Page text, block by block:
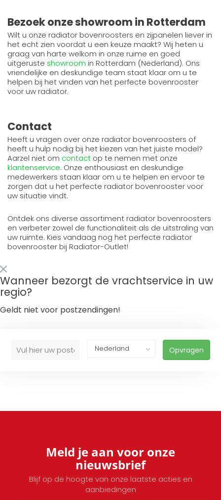
Bezoek onze showroom in Rotterdam
Wilt u onze radiator bovenroosters en zijpanelen liever in
het echt zien voordat u een keuze maakt? Wij heten u
graag van harte welkom in onze ruime en goed
uitgeruste showroom in Rotterdam (Nederland). Ons
vriendelijke en deskundige team staat klaar om u te
helpen bij het vinden van het perfecte bovenrooster
voor uw radiator.
Contact
Heeft u vragen over onze radiator bovenroosters of
heeft u hulp nodig bij het kiezen van het juiste model?
Aarzel niet om contact op te nemen met onze
klantenservice. Onze enthousiast en deskundige
medewerkers staan klaar om u te helpen en ervoor te
zorgen dat u het perfecte radiator bovenrooster voor
uw situatie vindt.
Ontdek ons diverse assortiment radiator bovenroosters
en verbeter zowel de functionaliteit als de uitstraling van
uw ruimte. Kies vandaag nog het perfecte radiator
bovenrooster bij Radiator-Outlet!
Wanneer bezorgt de vrachtservice in uw
regio?
Geldt niet voor postzendingen!
Opvragen
Meld je aan voor onze
nieuwsbrief
Blijf op de hoogte van onze laatste acties en
aanbiedingen